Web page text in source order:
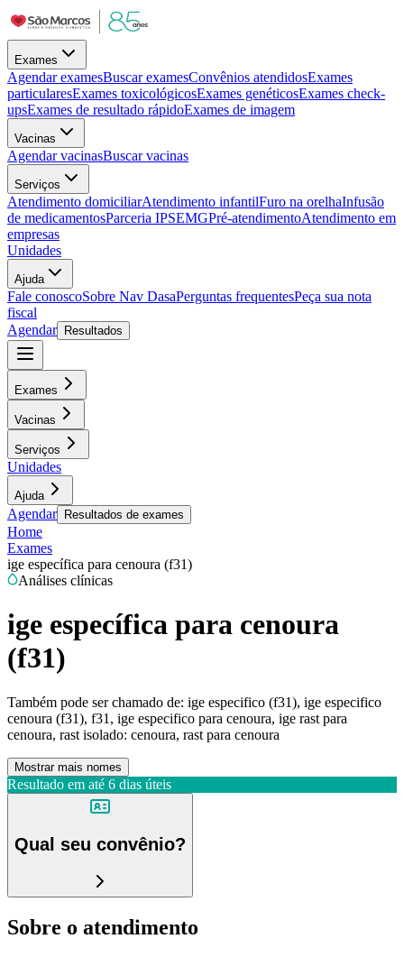
Exames
Agendar examesBuscar examesConvênios atendidosExames
particularesExames toxicológicosExames genéticosExames check-
upsExames de resultado rápidoExames de imagem
Vacinas
Agendar vacinasBuscar vacinas
Serviços
Atendimento domiciliarAtendimento infantilFuro na orelhaInfusão
de medicamentosParceria IPSEMGPré-atendimentoAtendimento em
empresas
Unidades
Ajuda
Fale conoscoSobre Nav DasaPerguntas frequentesPeça sua nota
fiscal
Agendar
Resultados
Exames
Vacinas
Serviços
Unidades
Ajuda
Agendar Resultados de exames
Home
Exames
ige específica para cenoura (f31)
Análises clínicas
ige específica para cenoura
(f31)
Também pode ser chamado de: ige especifico (f31), ige especifico
cenoura (f31), f31, ige especifico para cenoura, ige rast para
cenoura, rast isolado: cenoura, rast para cenoura
Mostrar mais nomes
Resultado em até 6 dias úteis
Qual seu convênio?
Sobre o atendimento